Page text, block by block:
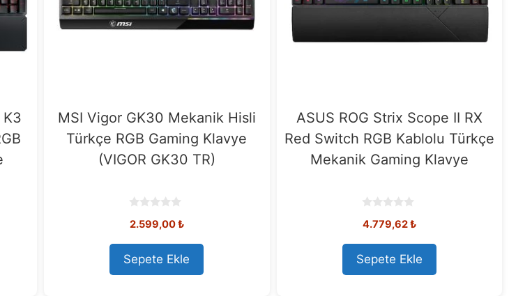
K3
MSI Vigor GK30 Mekanik Hisli
Türkçe RGB Gaming Klavye
(VIGOR GK30 TR)
o
t
o
f
5
2.599,00₺
Sepete Ekle
ASUS ROG Strix Scope II RX
Red Switch RGB Kablolu Türkçe
Mekanik Gaming Klavye
o
t
o
f
5
4.779,62₺
Sepete Ekle